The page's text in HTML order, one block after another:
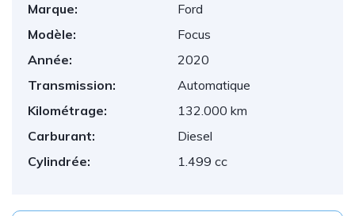
Marque:
Ford
Modèle:
Focus
Année:
2020
Transmission:
Automatique
Kilométrage:
132.000 km
Carburant:
Diesel
Cylindrée:
1.499 cc